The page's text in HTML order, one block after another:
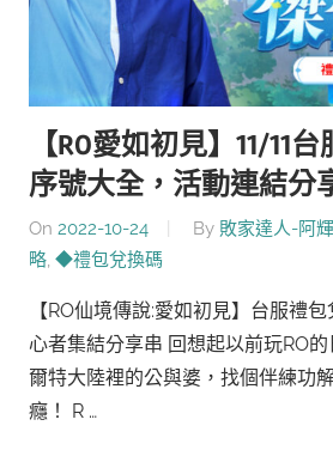
【RO愛如初見】11/11
序號大全，活動連結分
On 2022-10-24 By 敗家達人-阿
略, ◆禮包兌換碼
【RO仙境傳說:愛如初見】台服禮
心者集結分享串 回想起以前玩RO
爾特大陸裡的公與婆，找個伴練功
癮！ R …